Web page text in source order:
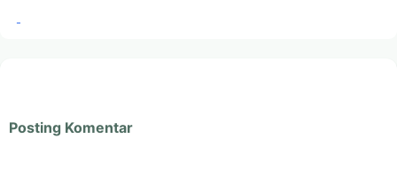
-
Posting Komentar